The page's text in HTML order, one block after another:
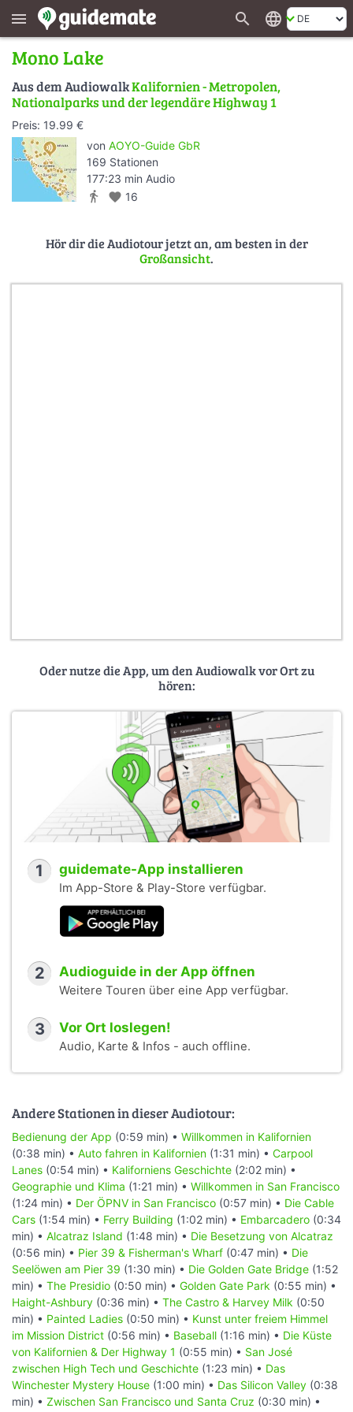
menu search language
Mono Lake
Aus dem AudiowalkKalifornien - Metropolen,
Nationalparks und der legendäre Highway 1
Preis: 19.99 €
von AOYO-Guide GbR
169 Stationen
177:23 min Audio
directions_walk favorite 16
Hör dir die Audiotour jetzt an, am besten in der
Großansicht.
Oder nutze die App, um den Audiowalk vor Ort zu
hören:
1 guidemate-App installieren
Im App-Store & Play-Store verfügbar.
2 Audioguide in der App öffnen
Weitere Touren über eine App verfügbar.
3 Vor Ort loslegen!
Audio, Karte & Infos - auch offline.
Andere Stationen in dieser Audiotour:
Bedienung der App (0:59 min) • Willkommen in Kalifornien
(0:38 min) • Auto fahren in Kalifornien (1:31 min) • Carpool
Lanes (0:54 min) • Kaliforniens Geschichte (2:02 min) •
Geographie und Klima (1:21 min) • Willkommen in San Francisco
(1:24 min) • Der ÖPNV in San Francisco (0:57 min) • Die Cable
Cars (1:54 min) • Ferry Building (1:02 min) • Embarcadero (0:34
min) • Alcatraz Island (1:48 min) • Die Besetzung von Alcatraz
(0:56 min) • Pier 39 & Fisherman's Wharf (0:47 min) • Die
Seelöwen am Pier 39 (1:30 min) • Die Golden Gate Bridge (1:52
min) • The Presidio (0:50 min) • Golden Gate Park (0:55 min) •
Haight-Ashbury (0:36 min) • The Castro & Harvey Milk (0:50
min) • Painted Ladies (0:50 min) • Kunst unter freiem Himmel
im Mission District (0:56 min) • Baseball (1:16 min) • Die Küste
von Kalifornien & Der Highway 1 (0:55 min) • San José
zwischen High Tech und Geschichte (1:23 min) • Das
Winchester Mystery House (1:00 min) • Das Silicon Valley (0:38
min) • Zwischen San Francisco und Santa Cruz (0:30 min) •